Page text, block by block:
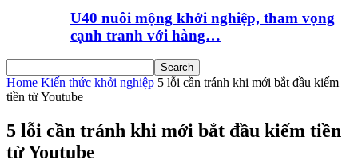
U40 nuôi mộng khởi nghiệp, tham vọng
cạnh tranh với hàng…
Home Kiến thức khởi nghiệp 5 lỗi cần tránh khi mới bắt đầu kiếm
tiền từ Youtube
5 lỗi cần tránh khi mới bắt đầu kiếm tiền
từ Youtube